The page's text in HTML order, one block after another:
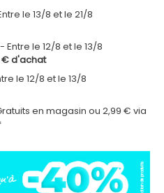
le 13/8 et le 21/8
Entre le 12/8 et le 13/8
€ d'achat
le 12/8 et le 13/8
en magasin ou 2,99 € via